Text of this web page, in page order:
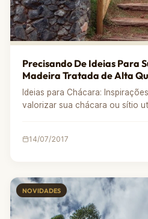
Precisando De Ideias Para
Madeira Tratada de Alta
Ideias para Chácara:
valorizar sua chácara ou sítio
14/07/2017
NOVIDADES